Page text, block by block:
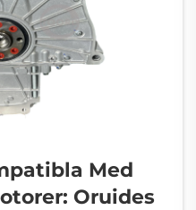
Med
Oruides